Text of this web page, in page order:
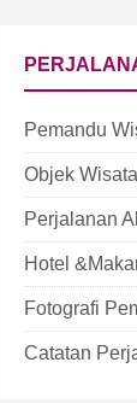
Pemandu
Objek Wisata
Perjalanan
Hotel
Fotografi
Catatan